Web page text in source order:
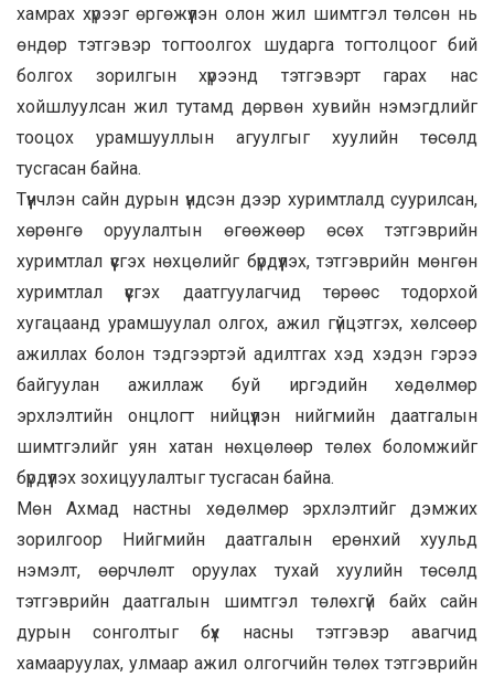
хамрах хүрээг өргөжүүлэн олон жил шимтгэл төлсөн нь
өндөр тэтгэвэр тогтоолгох шударга тогтолцоог бий
болгох зорилгын хүрээнд тэтгэвэрт гарах нас
хойшлуулсан жил тутамд дөрвөн хувийн нэмэгдлийг
тооцох урамшууллын агуулгыг хуулийн төсөлд
тусгасан байна.
Түүнчлэн сайн дурын үндсэн дээр хуримтлалд суурилсан,
хөрөнгө оруулалтын өгөөжөөр өсөх тэтгэврийн
хуримтлал үүсгэх нөхцөлийг бүрдүүлэх, тэтгэврийн мөнгөн
хуримтлал үүсгэх даатгуулагчид төрөөс тодорхой
хугацаанд урамшуулал олгох, ажил гүйцэтгэх, хөлсөөр
ажиллах болон тэдгээртэй адилтгах хэд хэдэн гэрээ
байгуулан ажиллаж буй иргэдийн хөдөлмөр
эрхлэлтийн онцлогт нийцүүлэн нийгмийн даатгалын
шимтгэлийг уян хатан нөхцөлөөр төлөх боломжийг
бүрдүүлэх зохицуулалтыг тусгасан байна.
Мөн Ахмад настны хөдөлмөр эрхлэлтийг дэмжих
зорилгоор Нийгмийн даатгалын ерөнхий хуульд
нэмэлт, өөрчлөлт оруулах тухай хуулийн төсөлд
тэтгэврийн даатгалын шимтгэл төлөхгүй байх сайн
дурын сонголтыг бүх насны тэтгэвэр авагчид
хамааруулах, улмаар ажил олгогчийн төлөх тэтгэврийн